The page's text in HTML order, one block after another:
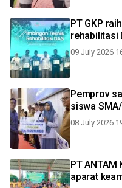
PT GKP
rehabilitasi
09 July 2026
Pemprov
siswa
08 July 2026
PT
aparat